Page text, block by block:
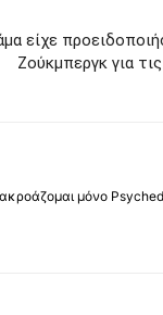
είχε
Ζούκμπεργκ για
μόνο